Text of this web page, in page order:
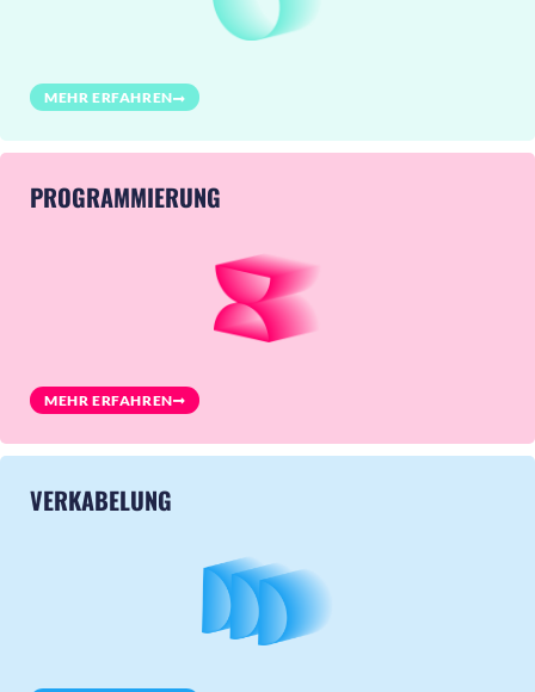
MEHR ERFAHREN
PROGRAMMIERUNG
MEHR ERFAHREN
VERKABELUNG